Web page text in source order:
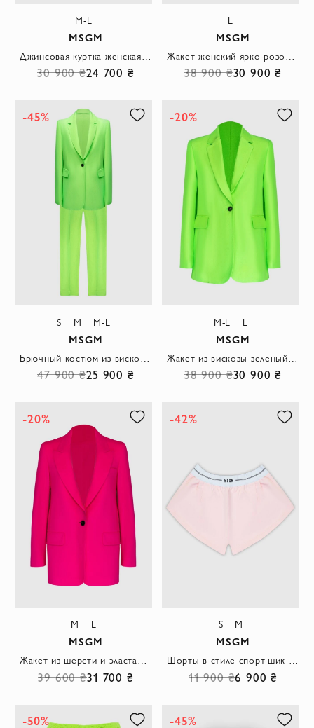
M-L
MSGM
30 900 ₴24 700 ₴
L
MSGM
38 900 ₴30 900 ₴
-45%
S M M-L
MSGM
47 900 ₴25 900 ₴
-20%
M-L L
MSGM
38 900 ₴30 900 ₴
-20%
M L
MSGM
39 600 ₴31 700 ₴
-42%
S M
MSGM
11 900 ₴6 900 ₴
-50% -45%